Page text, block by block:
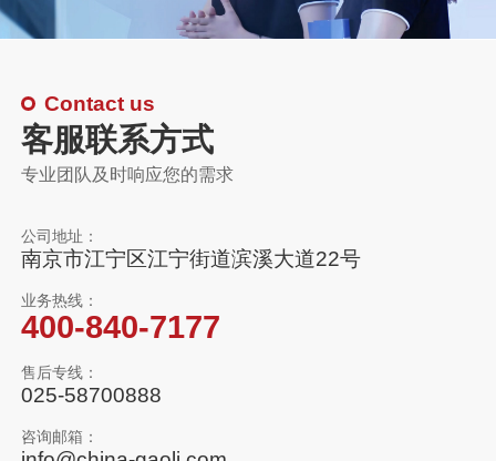
Contact us
客服联系方式
专业团队及时响应您的需求
公司地址：
南京市江宁区江宁街道滨溪大道22号
业务热线：
400-840-7177
售后专线：
025-58700888
咨询邮箱：